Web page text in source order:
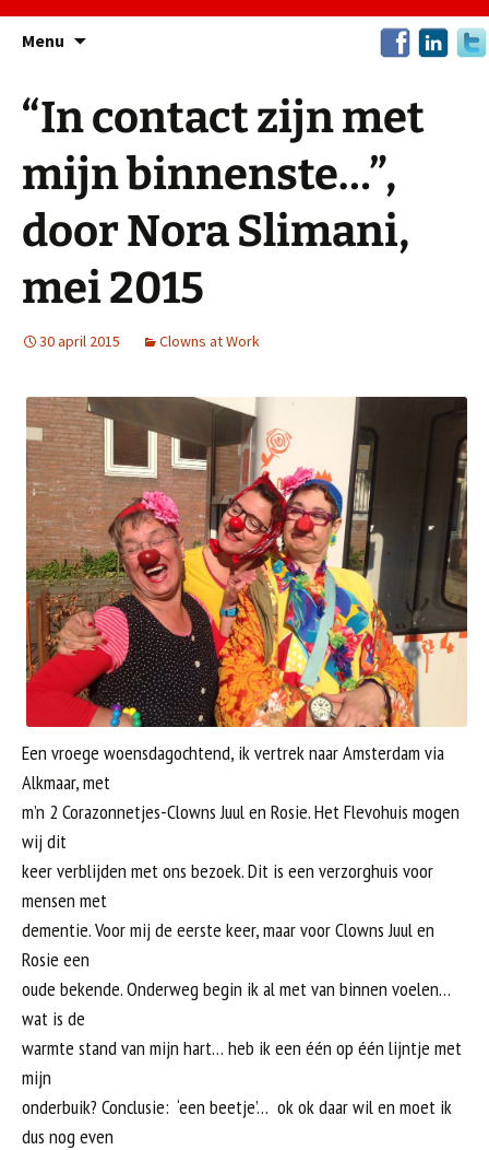
Menu
inhoud
“In contact zijn met
mijn binnenste…”,
door Nora Slimani,
mei 2015
30 april 2015 Clowns at Work
Een vroege woensdagochtend, ik vertrek naar Amsterdam via
Alkmaar, met
m’n 2 Corazonnetjes-Clowns Juul en Rosie. Het Flevohuis mogen
wij dit
keer verblijden met ons bezoek. Dit is een verzorghuis voor
mensen met
dementie. Voor mij de eerste keer, maar voor Clowns Juul en
Rosie een
oude bekende. Onderweg begin ik al met van binnen voelen…
wat is de
warmte stand van mijn hart… heb ik een één op één lijntje met
mijn
onderbuik? Conclusie: ‘een beetje’… ok ok daar wil en moet ik
dus nog even